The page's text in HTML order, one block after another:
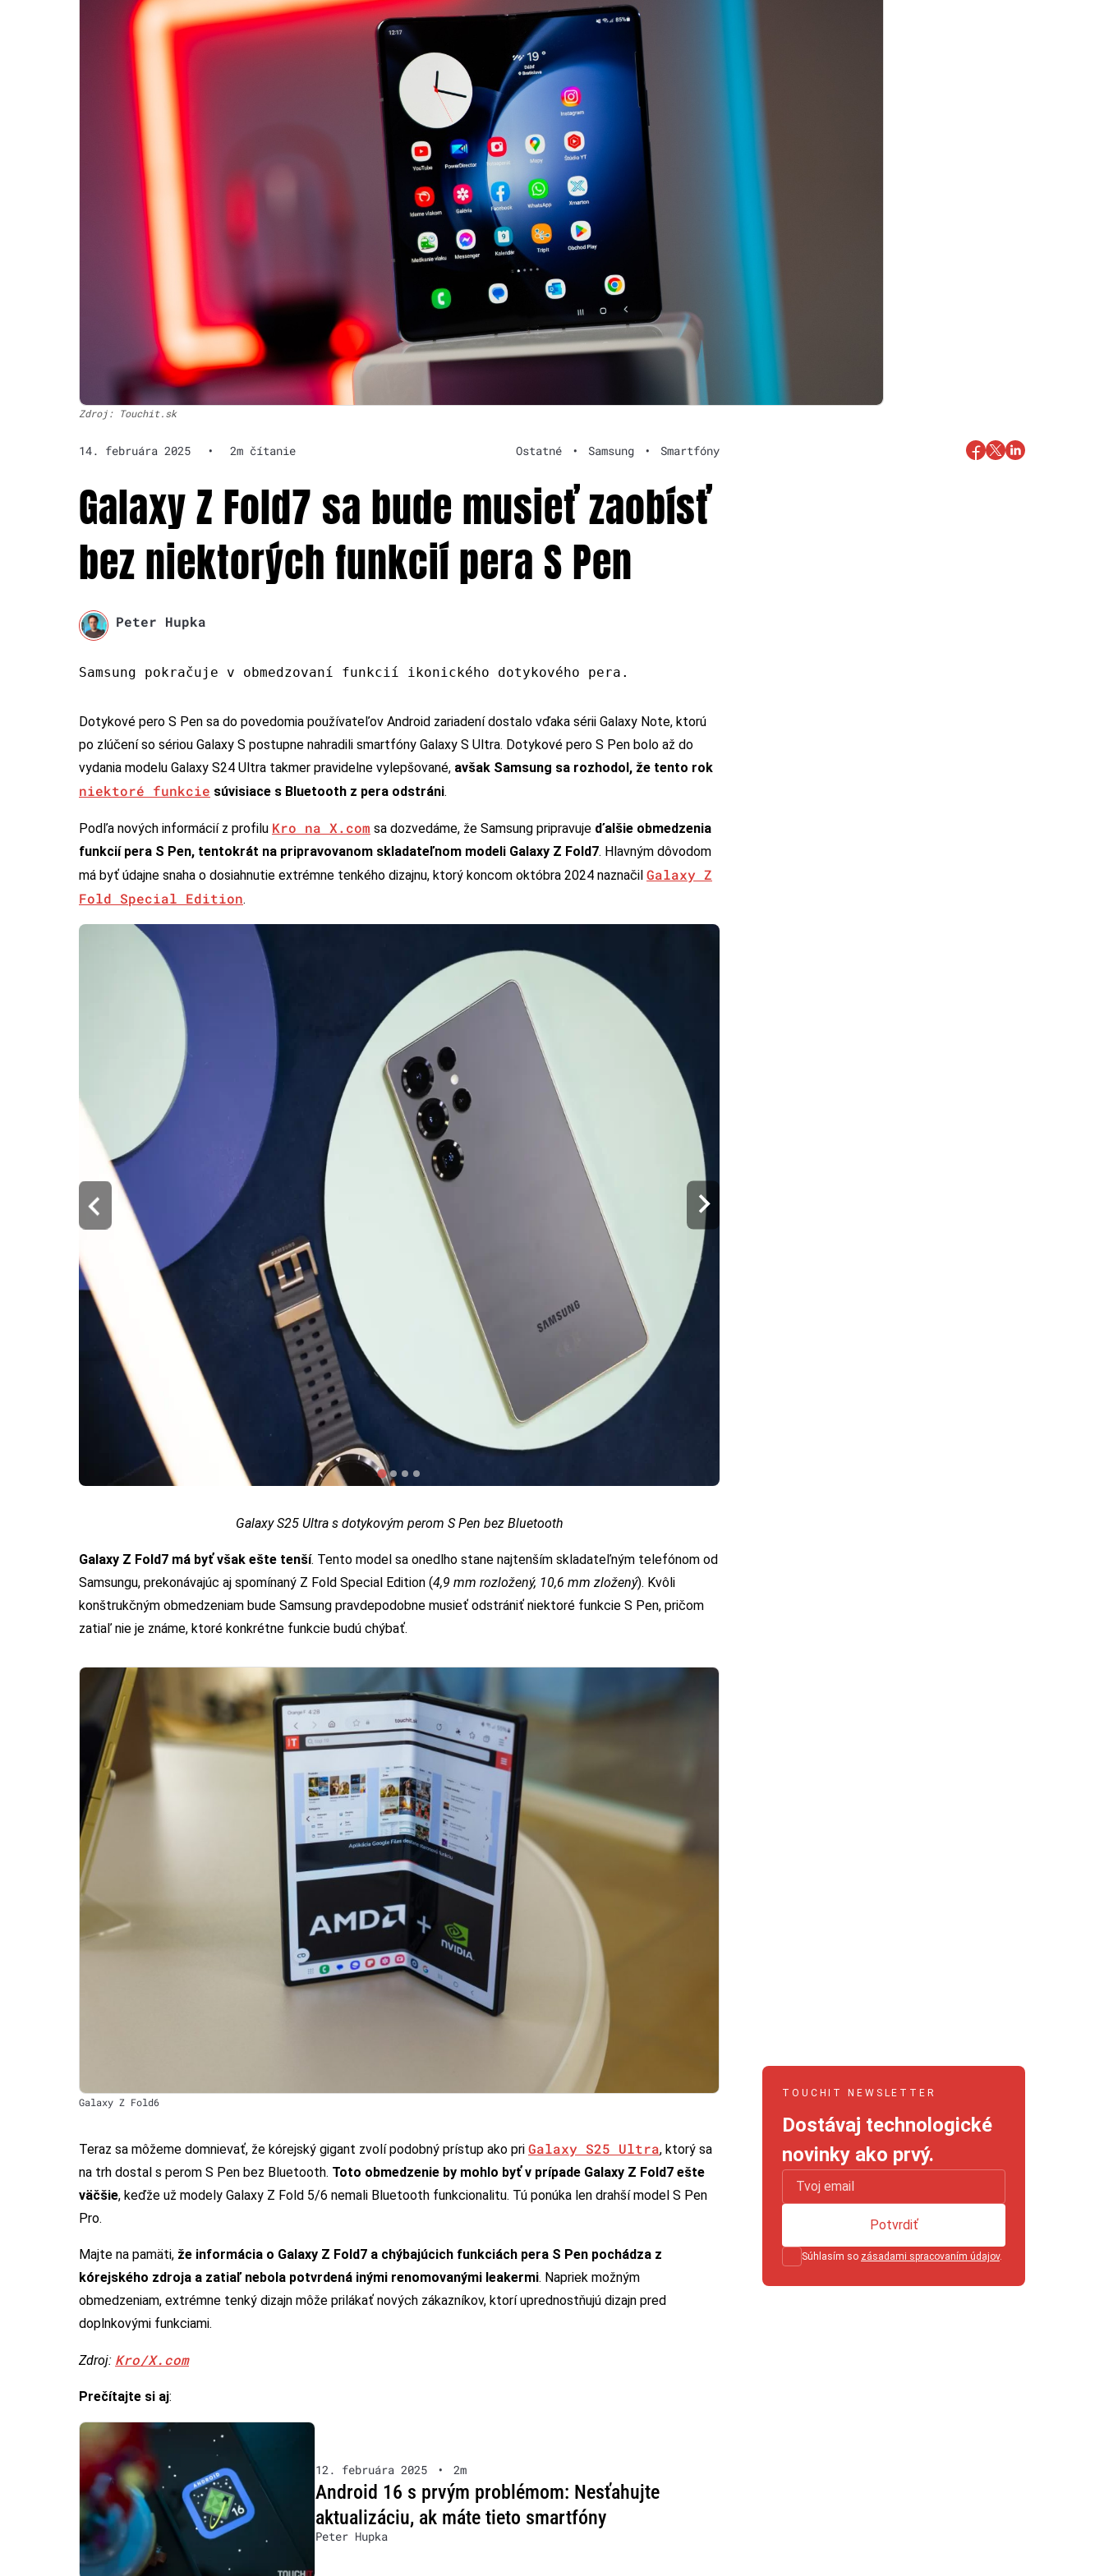
Zdroj: Touchit.sk
14. februára 2025 • 2m čítanie Ostatné • Samsung • Smartfóny
Galaxy Z Fold7 sa bude musieť zaobísť
bez niektorých funkcií pera S Pen
Peter Hupka
Samsung pokračuje v obmedzovaní funkcií ikonického dotykového pera.
Dotykové pero S Pen sa do povedomia používateľov Android zariadení dostalo vďaka sérii Galaxy Note, ktorú
po zlúčení so sériou Galaxy S postupne nahradili smartfóny Galaxy S Ultra. Dotykové pero S Pen bolo až do
vydania modelu Galaxy S24 Ultra takmer pravidelne vylepšované, avšak Samsung sa rozhodol, že tento rok
niektoré funkcie súvisiace s Bluetooth z pera odstráni.
Podľa nových informácií z profilu Kro na X.com sa dozvedáme, že Samsung pripravuje ďalšie obmedzenia
funkcií pera S Pen, tentokrát na pripravovanom skladateľnom modeli Galaxy Z Fold7. Hlavným dôvodom
má byť údajne snaha o dosiahnutie extrémne tenkého dizajnu, ktorý koncom októbra 2024 naznačil Galaxy Z
Fold Special Edition.
Galaxy S25 Ultra s dotykovým perom S Pen bez Bluetooth
Galaxy Z Fold7 má byť však ešte tenší. Tento model sa onedlho stane najtenším skladateľným telefónom od
Samsungu, prekonávajúc aj spomínaný Z Fold Special Edition (4,9 mm rozložený, 10,6 mm zložený). Kvôli
konštrukčným obmedzeniam bude Samsung pravdepodobne musieť odstrániť niektoré funkcie S Pen, pričom
zatiaľ nie je známe, ktoré konkrétne funkcie budú chýbať.
Galaxy Z Fold6
Teraz sa môžeme domnievať, že kórejský gigant zvolí podobný prístup ako pri Galaxy S25 Ultra, ktorý sa
na trh dostal s perom S Pen bez Bluetooth. Toto obmedzenie by mohlo byť v prípade Galaxy Z Fold7 ešte
väčšie, keďže už modely Galaxy Z Fold 5/6 nemali Bluetooth funkcionalitu. Tú ponúka len drahší model S Pen
Pro.
Majte na pamäti, že informácia o Galaxy Z Fold7 a chýbajúcich funkciách pera S Pen pochádza z
kórejského zdroja a zatiaľ nebola potvrdená inými renomovanými leakermi. Napriek možným
obmedzeniam, extrémne tenký dizajn môže prilákať nových zákazníkov, ktorí uprednostňujú dizajn pred
doplnkovými funkciami.
Zdroj: Kro/X.com
Prečítajte si aj:
12. februára 2025 • 2m
Android 16 s prvým problémom: Nesťahujte
aktualizáciu, ak máte tieto smartfóny
Peter Hupka
TOUCHIT NEWSLETTER
Dostávaj technologické
novinky ako prvý.
Súhlasím so zásadami spracovaním údajov.
Potvrdiť